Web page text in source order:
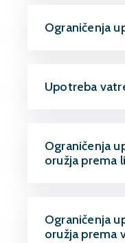
Ograničenja
Upotreba
Ograničenja
oružja prema
Ograničenja
oružja prema